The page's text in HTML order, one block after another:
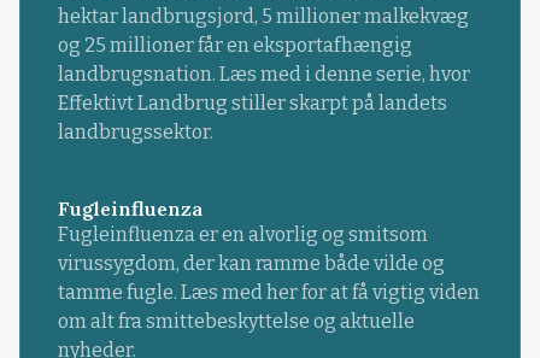
hektar landbrugsjord, 5 millioner malkekvæg
og 25 millioner får en eksportafhængig
landbrugsnation. Læs med i denne serie, hvor
Effektivt Landbrug stiller skarpt på landets
landbrugssektor.
Fugleinfluenza
Fugleinfluenza er en alvorlig og smitsom
virussygdom, der kan ramme både vilde og
tamme fugle. Læs med her for at få vigtig viden
om alt fra smittebeskyttelse og aktuelle
nyheder.